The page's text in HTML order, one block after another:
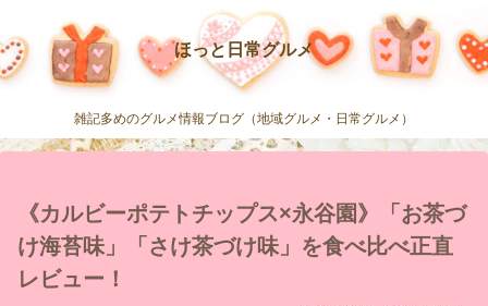
ほっと日常グルメ
雑記多めのグルメ情報ブログ（地域グルメ・日常グルメ）
《カルビーポテトチップス×永谷園》「お茶づ
け海苔味」「さけ茶づけ味」を食べ比べ正直
レビュー！